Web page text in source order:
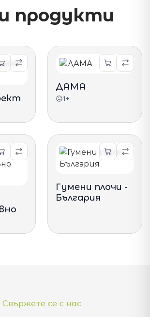
продукти
ДАМА
1+
Гумени плочи -
България
Свържете се с нас